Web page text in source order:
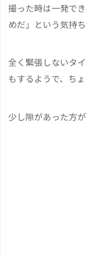
撮った時は一発で
めだ」という気持
全く緊張しないタ
もするようで、ち
少し隙があった方